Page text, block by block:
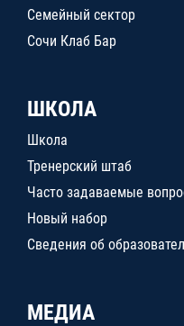
Семейный сектор
Сочи Клаб Бар
ШКОЛА
Школа
Тренерский штаб
Часто задаваемые
Новый набор
Сведения об
МЕДИА